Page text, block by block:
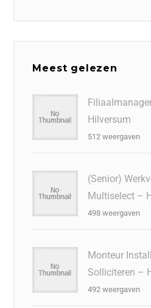
Meest gelezen
Hilversum
512 weergaven
(Senior)
Multiselect –
498 weergaven
Monteur
Solliciteren –
492 weergaven